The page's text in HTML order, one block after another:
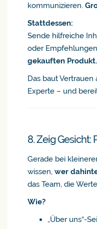
kommunizieren.
Stattdessen:
Sende hilfreiche
oder
gekauften Produkt.
Das baut
Experte – und
8. Zeig Gesicht:
Gerade bei
wissen, wer
das Team, die
Wie?
„Über uns“-